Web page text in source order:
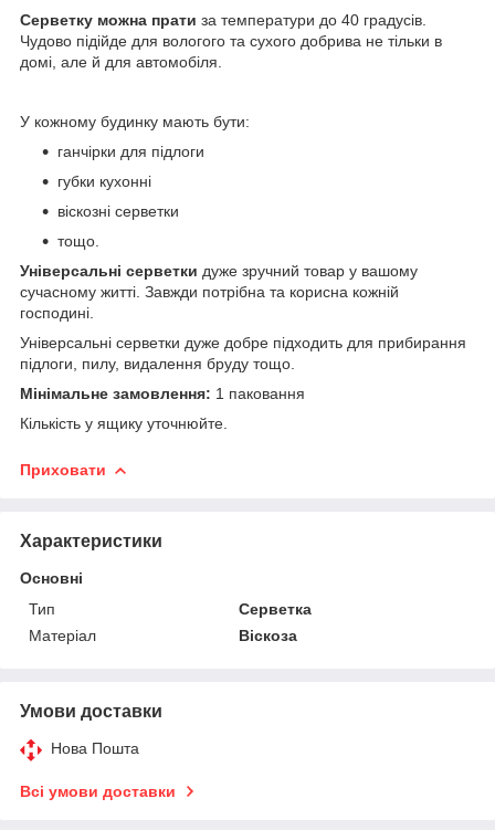
Серветку можна прати за температури до 40 градусів.
Чудово підійде для вологого та сухого добрива не тільки в
домі, але й для автомобіля.
У кожному будинку мають бути:
ганчірки для підлоги
губки кухонні
віскозні серветки
тощо.
Універсальні серветки дуже зручний товар у вашому
сучасному житті. Завжди потрібна та корисна кожній
господині.
Універсальні серветки дуже добре підходить для прибирання
підлоги, пилу, видалення бруду тощо.
Мінімальне замовлення: 1 паковання
Кількість у ящику уточнюйте.
Приховати
Характеристики
Основні
Тип
Серветка
Матеріал
Віскоза
Умови доставки
Нова Пошта
Всі умови доставки